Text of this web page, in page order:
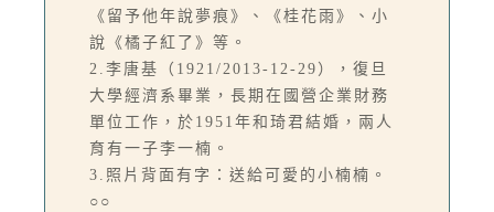
《留予他年說夢痕》、《桂花雨》、小
說《橘子紅了》等。
2.李唐基（1921/2013-12-29），復旦
大學經濟系畢業，長期在國營企業財務
單位工作，於1951年和琦君結婚，兩人
育有一子李一楠。
3.照片背面有字：送給可愛的小楠楠。
○○